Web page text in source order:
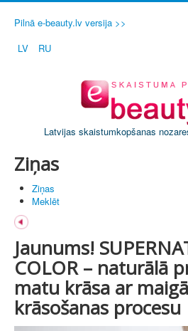
Pilnā e-beauty.lv versija >>
LV
RU
Latvijas skaistumkopšanas
Ziņas
Ziņas
Meklēt
Jaunums!
COLOR – naturālā
matu krāsa ar
krāsošanas procesu